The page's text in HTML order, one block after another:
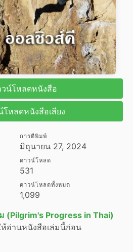
วน์โหลดหนังสือ
โหลดหนังสือเสียง
การตีพิมพ์
มิถุนายน 27, 2024
ดาวน์โหลด
531
ดาวน์โหลดทั้งหมด
1,099
(Pilgrim's Progress in Thai)
ห้อ่านหนังสือเล่มนี้ก่อน